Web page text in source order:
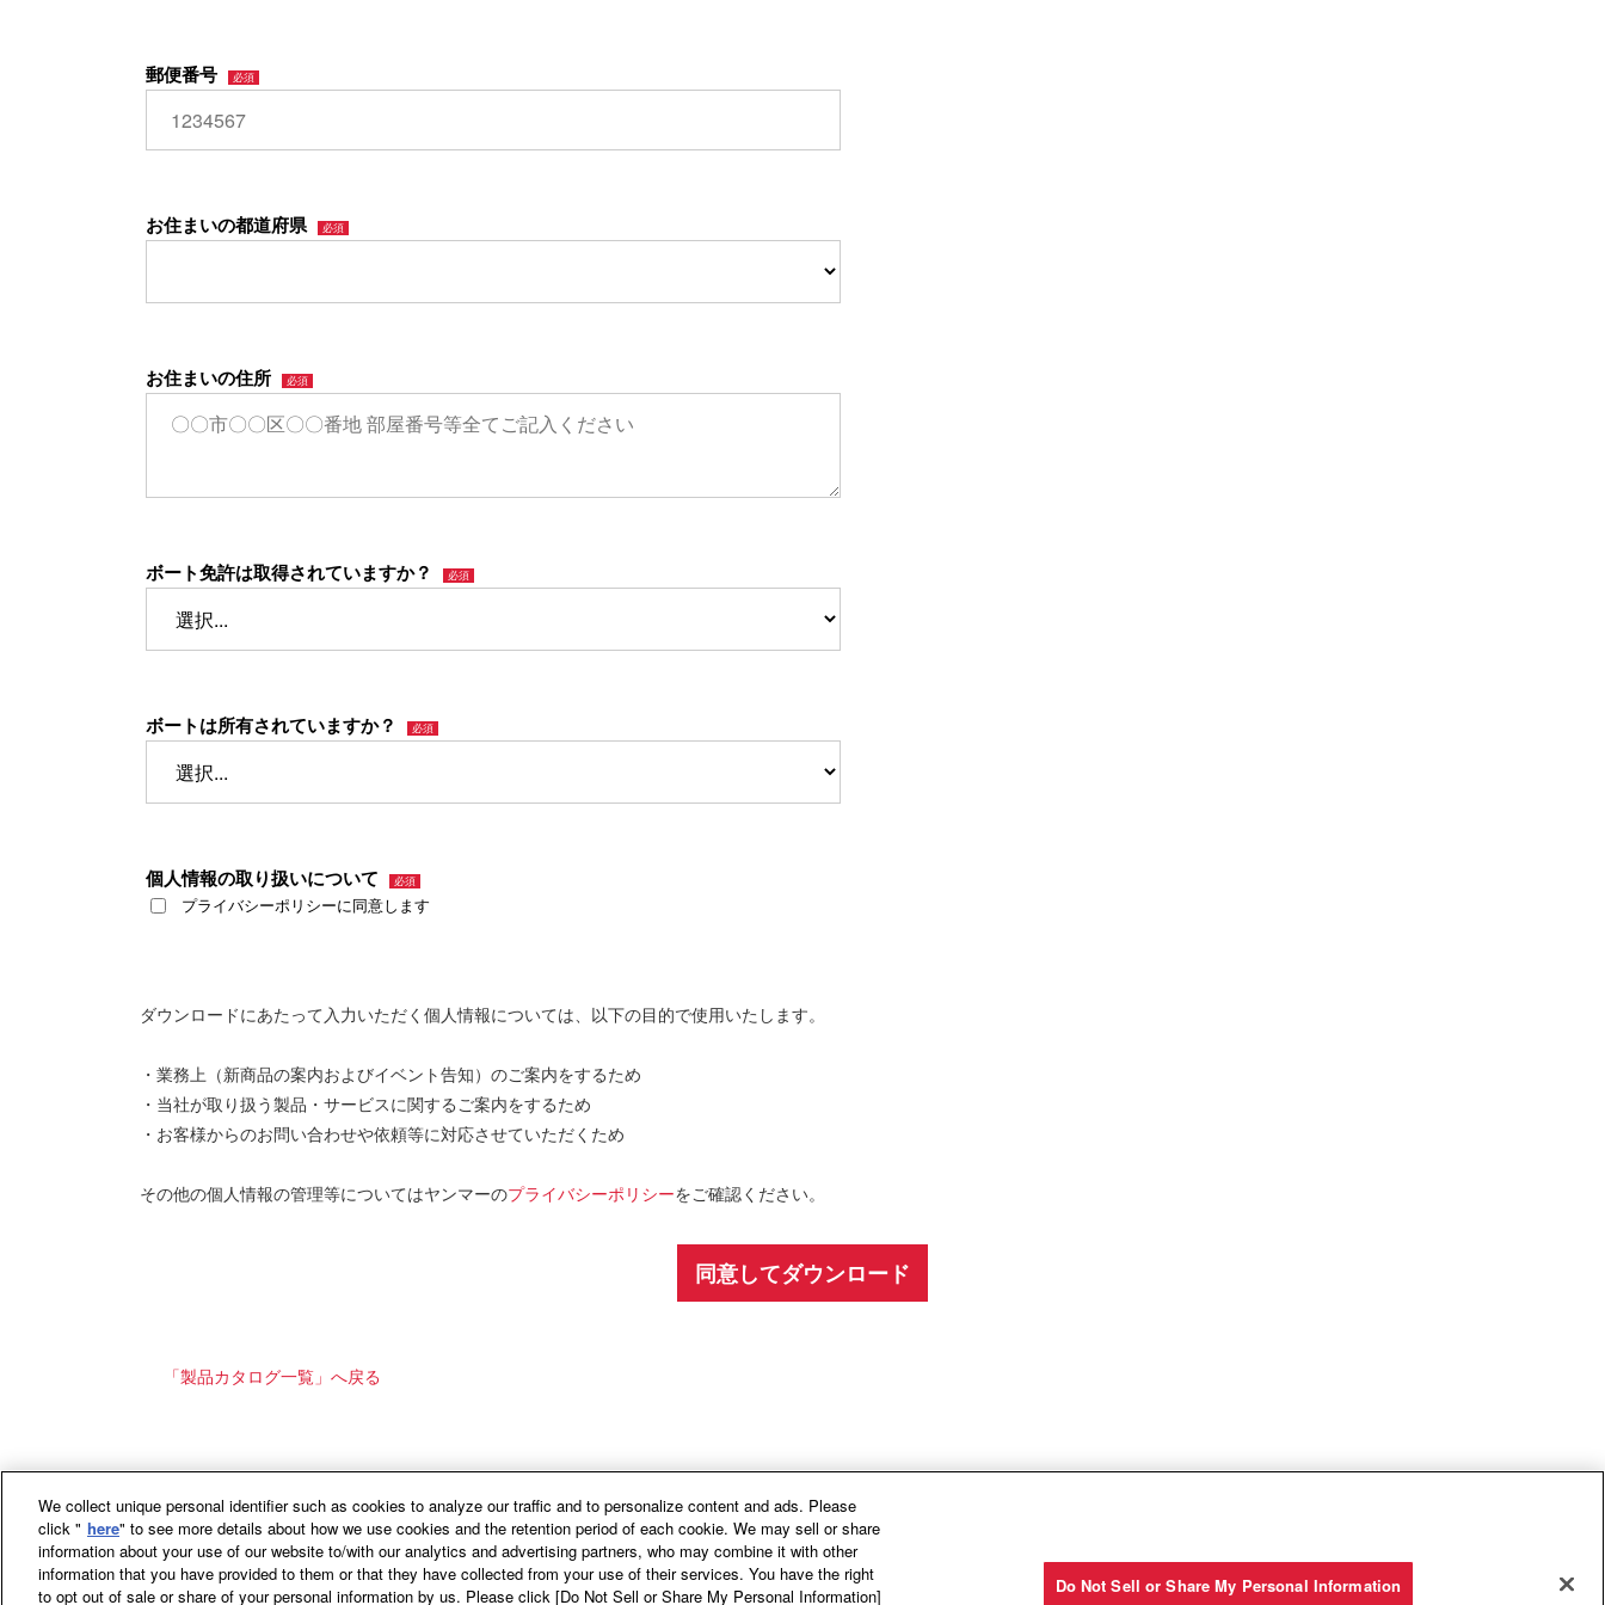
郵便番号
お住まいの都道府県
お住まいの住所
ボート免許は取得されていますか？
ボートは所有されていますか？
個人情報の取り扱いについて
プライバシーポリシーに同意します
ダウンロードにあたって入力いただく個人情報については、以下の目的で使用いたします。
・業務上（新商品の案内およびイベント告知）のご案内をするため
・当社が取り扱う製品・サービスに関するご案内をするため
・お客様からのお問い合わせや依頼等に対応させていただくため
その他の個人情報の管理等についてはヤンマーのプライバシーポリシーをご確認ください。
「製品カタログ一覧」へ戻る
ホーム マリンプレジャー
We collect unique personal identifier such as cookies to analyze our traffic and to personalize content and ads. Please
click " here" to see more details about how we use cookies and the retention period of each cookie. We may sell or share
information about your use of our website to/with our analytics and advertising partners, who may combine it with other
information that you have provided to them or that they have collected from your use of their services. You have the right
to opt out of sale or share of your personal information by us. Please click [Do Not Sell or Share My Personal Information]
Do Not Sell or Share My Personal Information